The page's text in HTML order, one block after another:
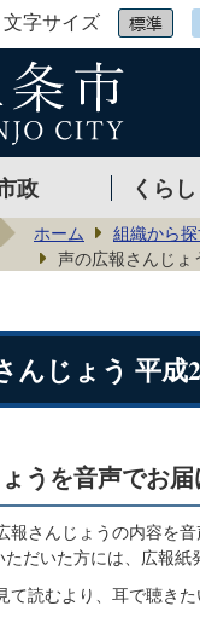
文字サイズ
政 くら
ホーム 組織から探
声の広報さんじ
んじょう 平成
うを音声でお
報さんじょうの内容を
だいた方には、広報紙
て読むより、耳で聴き